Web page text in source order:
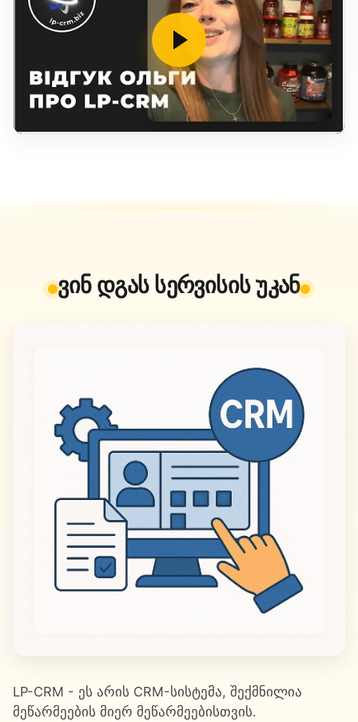
ვინ დგას სერვისის უკან
LP-CRM - ეს არის CRM-სისტემა, შექმნილია
მეწარმეების მიერ მეწარმეებისთვის.